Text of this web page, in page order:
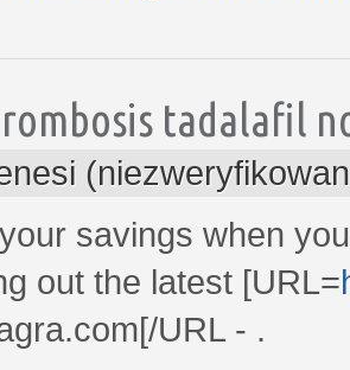
tadalafil
savings when
out the latest [URL=
URL - .